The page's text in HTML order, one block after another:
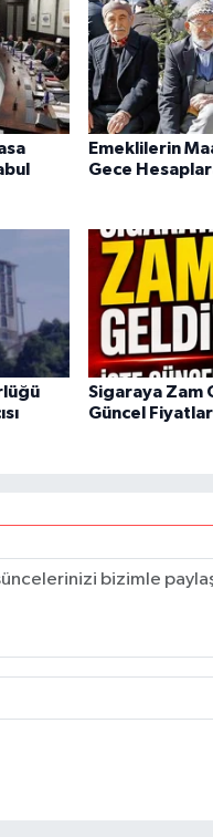
Emeklilerin
Gece
Sigaraya Zam
Güncel